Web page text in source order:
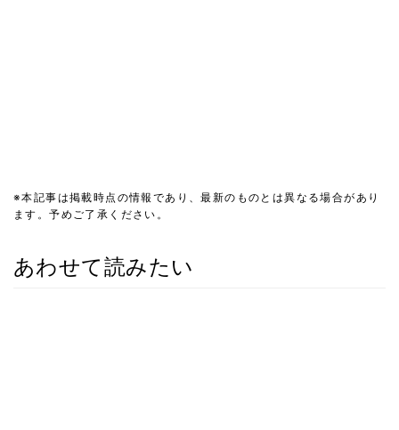
※本記事は掲載時点の情報であり、最新のものとは異なる場合があり
ます。予めご了承ください。
あわせて読みたい